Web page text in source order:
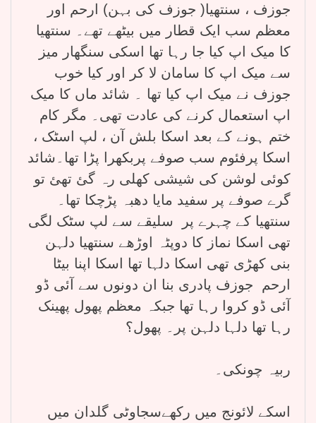
جوزف ، سنتھیا( جوزف کی بہن) ارحم اور
معظم سب ایک قطار میں بیٹھے تھے۔ سنتھیا
کا میک اپ کیا جا رہا تھا اسکی سنگھار میز
سے میک اپ کا سامان لا کر اور کیا خوب
جوزف نے میک اپ کیا تھا ۔ شائد ماں کا میک
اپ استعمال کرنے کی عادت تھی۔ مگر کام
ختم ہونے کے بعد اسکا بلش آن ، لپ اسٹک ،
اسکا پرفئوم سب صوفے پربکھرا پڑا تھا۔شائد
کوئی لوشن کی شیشی کھلی رہ گئ تھئ تو
گرے صوفے پر سفید مایا دھبہ پڑچکا تھا۔
سنتھیا کے چہرے پر سلیقے سے لپ سٹک لگی
تھی اسکا نماز کا دوپٹہ اوڑھے سنتھیا دلہن
بنی کھڑی تھی اسکا دلہا تھا اسکا اپنا بیٹا
ارحم جوزف پادری بنا ان دونوں سے آئی ڈو
آئی ڈو کروا رہا تھا جبکہ معظم پھول پھینک
رہا تھا دلہا دلہن پر۔ پھول؟
ربیہ چونکی۔
اسکے لائونج میں رکھےسجاوٹی گلدان میں